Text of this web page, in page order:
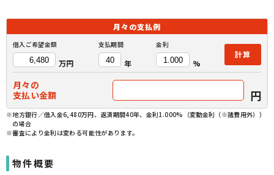
月々の支払例
借入ご希望金額
万円
支払期間
年
金利
%
計算
月々の
支払い金額
円
※地方銀行／借入金6,480万円、返済期間40年、金利1.000%（変動金利（※諸費用外））
の場合
※審査により金利は変わる可能性があります。
物件概要